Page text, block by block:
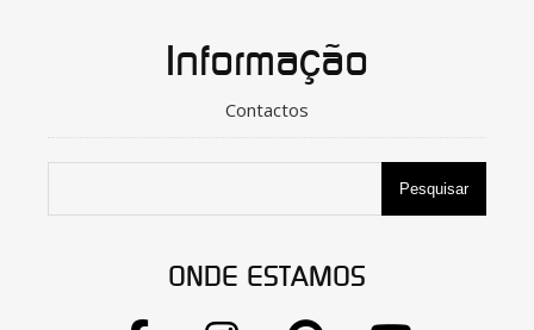
Informação
Contactos
Pesquisar
ONDE ESTAMOS